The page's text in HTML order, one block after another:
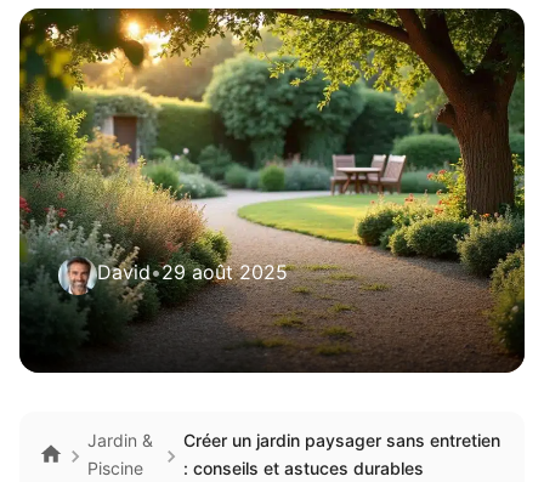
David•29 août 2025
Jardin &
Piscine
Créer un jardin paysager sans entretien
: conseils et astuces durables